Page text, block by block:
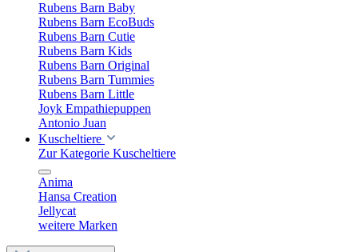
Rubens Barn Baby
Rubens Barn EcoBuds
Rubens Barn Cutie
Rubens Barn Kids
Rubens Barn Original
Rubens Barn Tummies
Rubens Barn Little
Joyk Empathiepuppen
Antonio Juan
Kuscheltiere
Zur Kategorie Kuscheltiere
Anima
Hansa Creation
Jellycat
weitere Marken